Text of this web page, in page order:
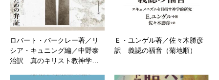
ロバート・バークレー著／リ
シア・キュニング編／中野泰
治訳 真のキリスト教神学…
Ｅ・ユンゲル著／佐々木勝彦
訳 義認の福音（菊地順）